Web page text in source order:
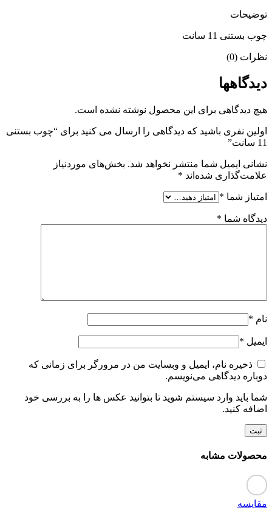
توضیحات
چوب بستنی 11 سانت
نظرات (0)
دیدگاهها
هیچ دیدگاهی برای این محصول نوشته نشده است.
اولین نفری باشید که دیدگاهی را ارسال می کنید برای “چوب بستنی
11 سانت”
نشانی ایمیل شما منتشر نخواهد شد. بخش‌های موردنیاز
علامت‌گذاری شده‌اند *
امتیاز شما *
دیدگاه شما *
نام *
ایمیل *
ذخیره نام، ایمیل و وبسایت من در مرورگر برای زمانی که
دوباره دیدگاهی می‌نویسم.
شما باید وارد سیستم شوید تا بتوانید عکس ها را به بررسی خود
اضافه کنید.
محصولات مشابه
مقایسه